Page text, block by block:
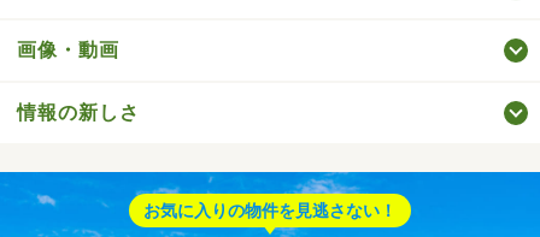
画像・動画
情報の新しさ
お気に入りの物件を見逃さない！